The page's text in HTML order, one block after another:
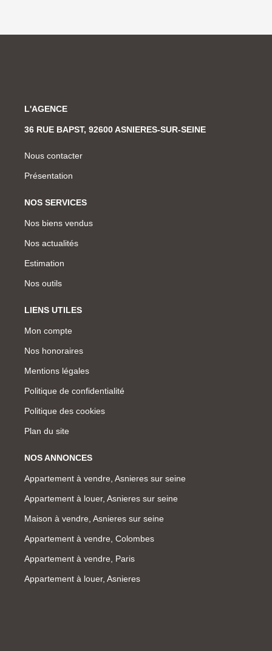
L'AGENCE
36 RUE BAPST, 92600 ASNIERES-SUR-SEINE
Nous contacter
Présentation
NOS SERVICES
Nos biens vendus
Nos actualités
Estimation
Nos outils
LIENS UTILES
Mon compte
Nos honoraires
Mentions légales
Politique de confidentialité
Politique des cookies
Plan du site
NOS ANNONCES
Appartement à vendre, Asnieres sur seine
Appartement à louer, Asnieres sur seine
Maison à vendre, Asnieres sur seine
Appartement à vendre, Colombes
Appartement à vendre, Paris
Appartement à louer, Asnieres